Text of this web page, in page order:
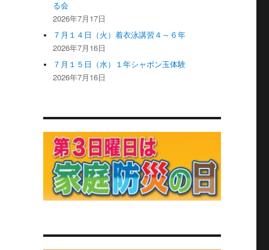
る会
2026年7月17日
７月１４日（火）着衣泳講習４～６年
2026年7月16日
７月１５日（水）１年シャボン玉体験
2026年7月16日